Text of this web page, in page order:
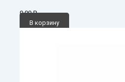
0,00₽
В корзину